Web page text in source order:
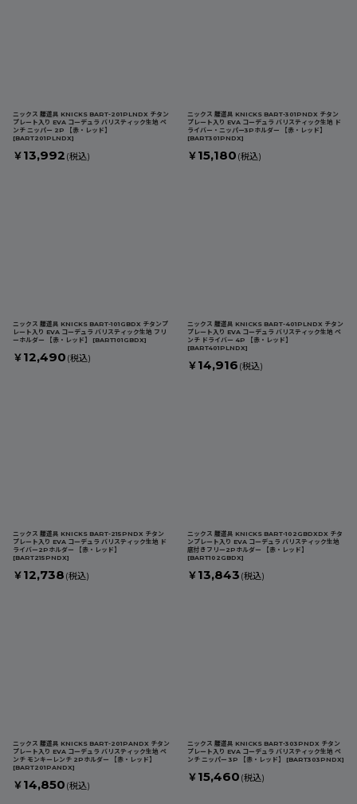
ニックス 腰道具 KNICKS BART-201PLNDX チタン
プレート入り EVA コーデュラ バリスティック生地 ペ
ンチ ニッパー 2P 【赤・レッド】
[BART201PLNDX]
￥ 13,992 (税込)
ニックス 腰道具 KNICKS BART-301PNDX チタン
プレート入り EVA コーデュラ バリスティック生地 ド
ライバー・ニッパー3Pホルダー 【赤・レッド】
[BART301PNDX]
￥ 15,180 (税込)
ニックス 腰道具 KNICKS BART-101GBDX チタンプ
レート入り EVA コーデュラ バリスティック生地 フリ
ーホルダー 【赤・レッド】
[BART101GBDX]
￥ 12,490 (税込)
ニックス 腰道具 KNICKS BART-401PLNDX チタン
プレート入り EVA コーデュラ バリスティック生地 ペ
ンチ ドライバー 4P 【赤・レッド】
[BART401PLNDX]
￥ 14,916 (税込)
ニックス 腰道具 KNICKS BART-215PNDX チタン
プレート入り EVA コーデュラ バリスティック生地 ド
ライバー2Pホルダー 【赤・レッド】
[BART215PNDX]
￥ 12,738 (税込)
ニックス 腰道具 KNICKS BART-102GBDXDX チタ
ンプレート入り EVA コーデュラ バリスティック生地
底付きフリー2Pホルダー 【赤・レッド】
[BART102GBDX]
￥ 13,843 (税込)
ニックス 腰道具 KNICKS BART-201PANDX チタン
プレート入り EVA コーデュラ バリスティック生地 ペ
ンチ モンキーレンチ 2Pホルダー 【赤・レッド】
[BART201PANDX]
￥ 14,850 (税込)
ニックス 腰道具 KNICKS BART-303PNDX チタン
プレート入り EVA コーデュラ バリスティック生地 ペ
ンチ ニッパー 3P 【赤・レッド】
[BART303PNDX]
￥ 15,460 (税込)